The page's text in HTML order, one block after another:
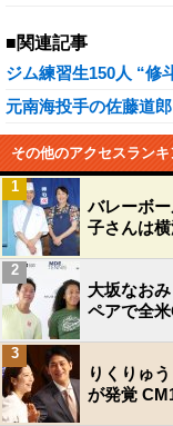
■関連記事
ジム練習生150人 “修
元南海投手の佐藤道
その他のアクセスランキ
バレーボ
子さんは
1
大坂なお
ペアで全
2
りくりゅ
が発覚
3